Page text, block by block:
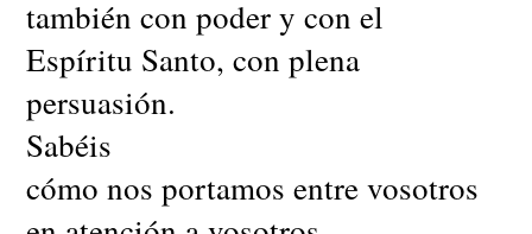
también con poder y con el
Espíritu Santo, con plena
persuasión.
Sabéis
cómo nos portamos entre vosotros